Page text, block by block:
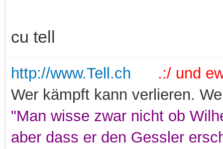
cu tell
http://www.Tell.ch
.:/ und
Wer kämpft kann verlieren.
"Man wisse zwar nicht ob
aber dass er den Gessler